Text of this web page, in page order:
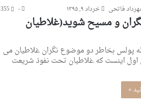
فاتحی خرداد ۹, ۱۳۹۵ ۰ 355
و مسیح شوید(غلاطیان
پولس بخاطر دو موضوع نگران غلاطیان می
اول اینست که غلاطیان تحت نفوذ شریعت
»